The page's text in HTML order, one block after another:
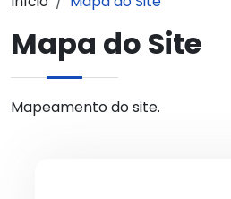
Mapa do Site
Mapeamento do site.